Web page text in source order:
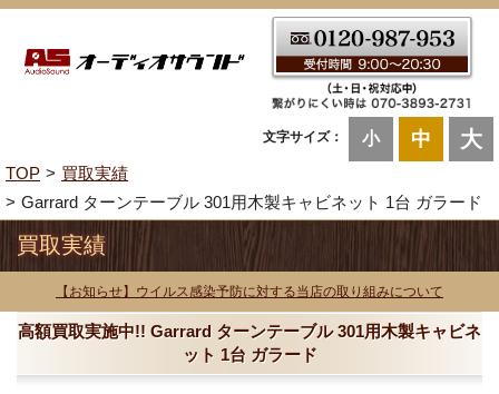
文字サイズ： 小 中 大
TOP
買取実績
Garrard ターンテーブル 301用木製キャビネット 1台 ガラード
買取実績
【お知らせ】ウイルス感染予防に対する当店の取り組みについて
高額買取実施中!! Garrard ターンテーブル 301用木製キャビネ
ット 1台 ガラード